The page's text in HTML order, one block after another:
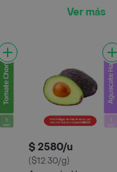
Ver más
$ 2580/u
($12.30/g)